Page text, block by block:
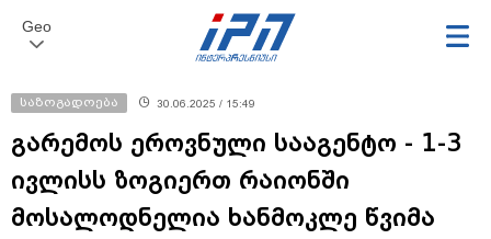
Geo
საზოგადოება 30.06.2025 / 15:49
გარემოს ეროვნული სააგენტო - 1-3
ივლისს ზოგიერთ რაიონში
მოსალოდნელია ხანმოკლე წვიმა